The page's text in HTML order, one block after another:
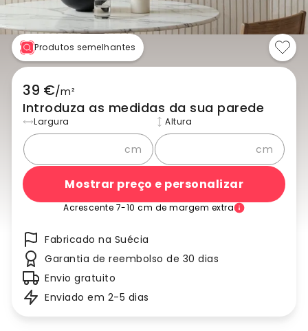
Produtos semelhantes
39 €/m²
Introduza as medidas da sua parede
Largura
cm
Altura
cm
Mostrar preço e personalizar
Acrescente 7-10 cm de margem extra
Fabricado na Suécia
Garantia de reembolso de 30 dias
Envio gratuito
Enviado em 2-5 dias